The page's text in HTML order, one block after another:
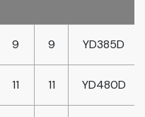
9 9 YD385D
11 11 YD480D